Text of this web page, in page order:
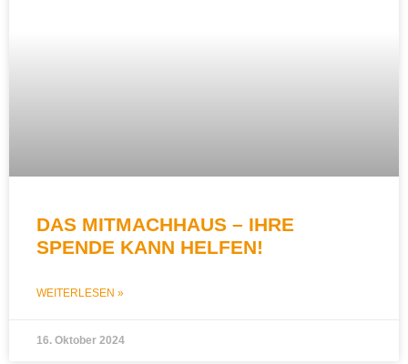
DAS MITMACHHAUS – IHRE
SPENDE KANN HELFEN!
WEITERLESEN »
16. Oktober 2024